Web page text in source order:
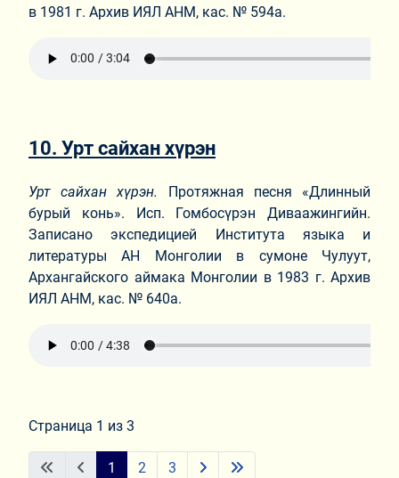
в 1981 г. Архив ИЯЛ АНМ, кас. № 594а.
10. Урт сайхан хүрэн
Урт сайхан хүрэн.
Протяжная песня «Длинный
бурый конь». Исп. Гомбосүрэн Диваажингийн.
Записано экспедицией Института языка и
литературы АН Монголии в сумоне Чулуут,
Архангайского аймака Монголии в 1983 г. Архив
ИЯЛ АНМ, кас. № 640а.
Страница 1 из 3
1 2 3